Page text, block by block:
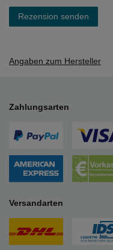
Rezension senden
Angaben zum Hersteller
Zahlungsarten
Versandarten